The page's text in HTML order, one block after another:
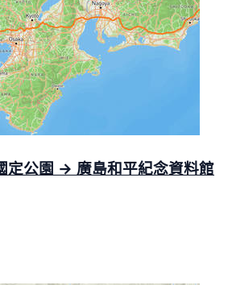
定公園 → 廣島和平紀念資料館